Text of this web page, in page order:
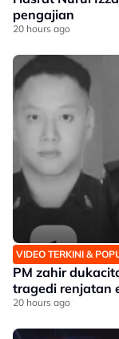
pengajian
20 hours ago
VIDEO TERKINI &
PM zahir
tragedi renjatan
20 hours ago